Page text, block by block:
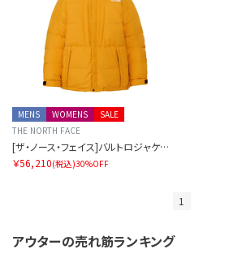
SALE
MENS
WOMENS
THE NORTH FACE
[ザ・ノース・フェイス]バルトロジャケット（ユニセックス）
￥56,210(税込)30%OFF
1
アウターの売れ筋ランキング